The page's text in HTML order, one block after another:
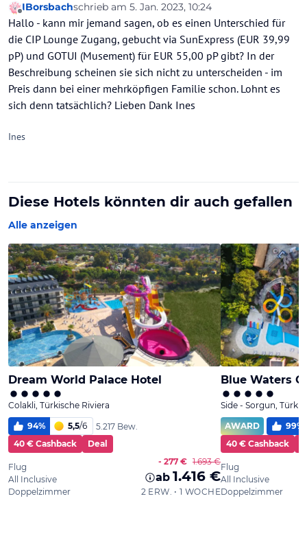
Offline
IBorsbachschrieb am 5. Jan. 2023, 10:24
zuletzt editiert von
Hallo - kann mir jemand sagen, ob es einen Unterschied für
die CIP Lounge Zugang, gebucht via SunExpress (EUR 39,99
pP) und GOTUI (Musement) für EUR 55,00 pP gibt? In der
Beschreibung scheinen sie sich nicht zu unterscheiden - im
Preis dann bei einer mehrköpfigen Familie schon. Lohnt es
sich denn tatsächlich? Lieben Dank Ines
Ines